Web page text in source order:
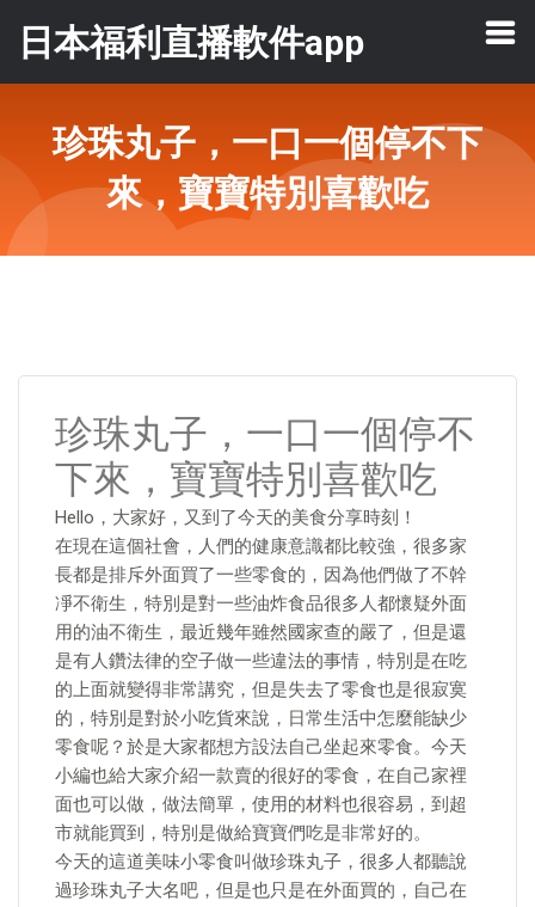
日本福利直播軟件app
珍珠丸子，一口一個停不下
來，寶寶特別喜歡吃
珍珠丸子，一口一個停不
下來，寶寶特別喜歡吃
Hello，大家好，又到了今天的美食分享時刻！
在現在這個社會，人們的健康意識都比較強，很多家
長都是排斥外面買了一些零食的，因為他們做了不幹
凈不衛生，特別是對一些油炸食品很多人都懷疑外面
用的油不衛生，最近幾年雖然國家查的嚴了，但是還
是有人鑽法律的空子做一些違法的事情，特別是在吃
的上面就變得非常講究，但是失去了零食也是很寂寞
的，特別是對於小吃貨來說，日常生活中怎麼能缺少
零食呢？於是大家都想方設法自己坐起來零食。今天
小編也給大家介紹一款賣的很好的零食，在自己家裡
面也可以做，做法簡單，使用的材料也很容易，到超
市就能買到，特別是做給寶寶們吃是非常好的。
今天的這道美味小零食叫做珍珠丸子，很多人都聽說
過珍珠丸子大名吧，但是也只是在外面買的，自己在